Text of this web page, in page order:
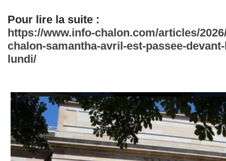
Pour lire la suite :
https://www.info-chalon.com/articles/
chalon-samantha-avril-est-passee-
lundi/